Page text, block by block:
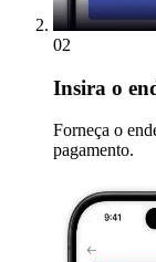
02
Insira o
Forneça o
pagamento.